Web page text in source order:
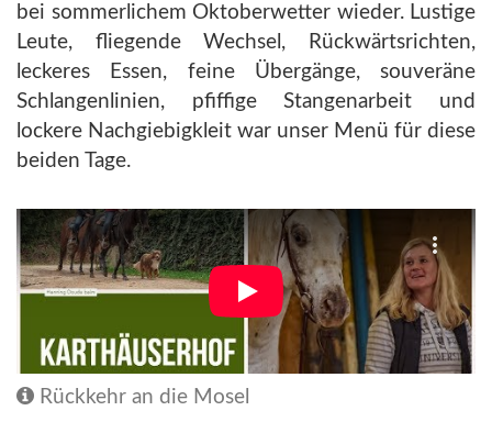
bei sommerlichem Oktoberwetter wieder. Lustige
Leute, fliegende Wechsel, Rückwärtsrichten,
leckeres Essen, feine Übergänge, souveräne
Schlangenlinien, pfiffige Stangenarbeit und
lockere Nachgiebigkleit war unser Menü für diese
beiden Tage.
Rückkehr an die Mosel